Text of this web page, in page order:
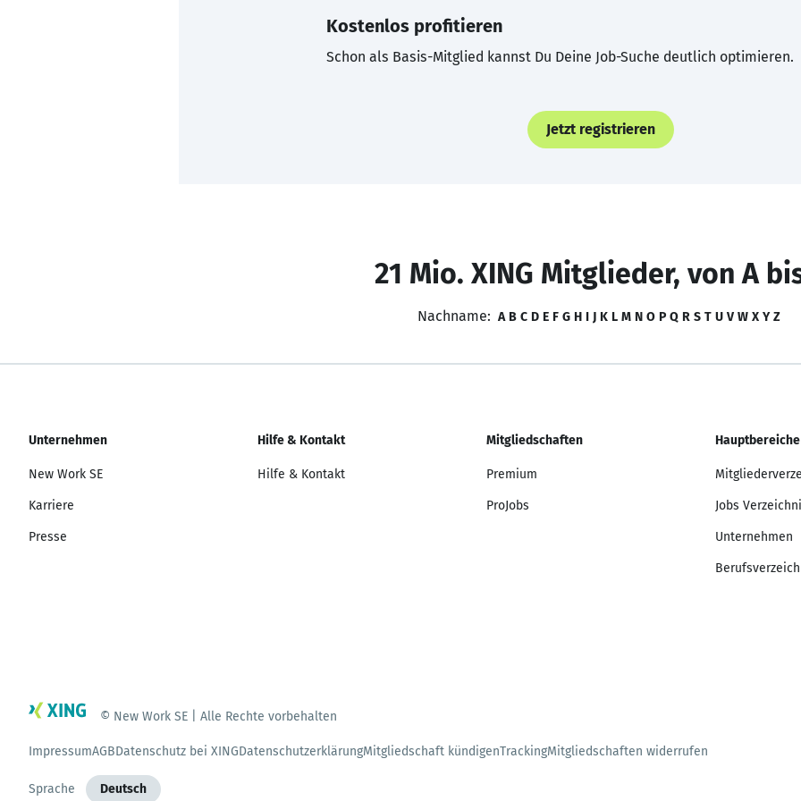
Kostenlos profitieren
Schon als Basis-Mitglied kannst Du Deine Job-Suche deutlich optimieren.
Jetzt registrieren
21 Mio. XING Mitglieder, von A
Nachname: A B C D E F G H I J K L M N O P Q R S T U V W X Y Z
Unternehmen
New Work SE
Karriere
Presse
Hilfe & Kontakt
Hilfe & Kontakt
Mitgliedschaften
Premium
ProJobs
Hauptbereiche
Jobs
Unternehmen
© New Work SE | Alle Rechte vorbehalten
ImpressumAGBDatenschutz bei XINGDatenschutzerklärungMitgliedschaft kündigenTrackingMitgliedschaften widerrufen
Sprache Deutsch